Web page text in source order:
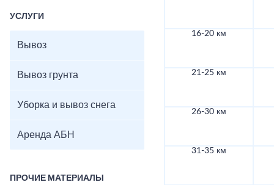
УСЛУГИ
Вывоз
Вывоз грунта
Уборка и вывоз снега
Аренда АБН
ПРОЧИЕ МАТЕРИАЛЫ
16-20 км
21-25 км
26-30 км
31-35 км